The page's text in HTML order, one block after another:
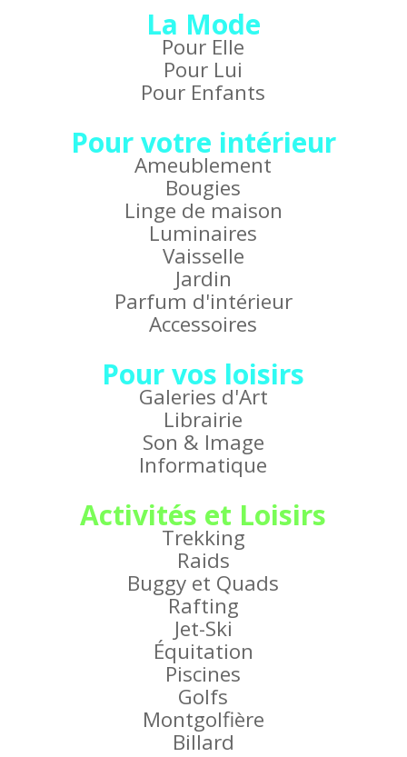
La Mode
Pour Elle
Pour Lui
Pour Enfants
Pour votre intérieur
Ameublement
Bougies
Linge de maison
Luminaires
Vaisselle
Jardin
Parfum d'intérieur
Accessoires
Pour vos loisirs
Galeries d'Art
Librairie
Son & Image
Informatique
Activités et Loisirs
Trekking
Raids
Buggy et Quads
Rafting
Jet-Ski
Équitation
Piscines
Golfs
Montgolfière
Billard